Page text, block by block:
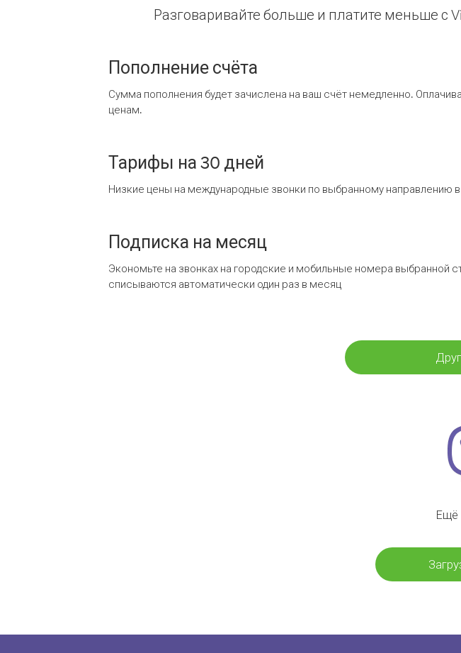
Разговаривайте больше и платите меньше с
Пополнение счёта
Сумма пополнения будет зачислена на ваш счёт немедленно.
ценам.
Тарифы на 30 дней
Низкие цены на международные звонки по выбранному направлению в
Подписка на месяц
Экономьте на звонках на городские и мобильные номера выбранной
списываются автоматически один раз в месяц
Ещё